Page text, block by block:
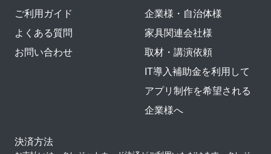
ご利用ガイド
よくある質問
お問い合わせ
企業様・自治体様
家具関連会社様
取材・講演依頼
IT導入補助金を利用して
アプリ制作を希望される
企業様へ
決済方法